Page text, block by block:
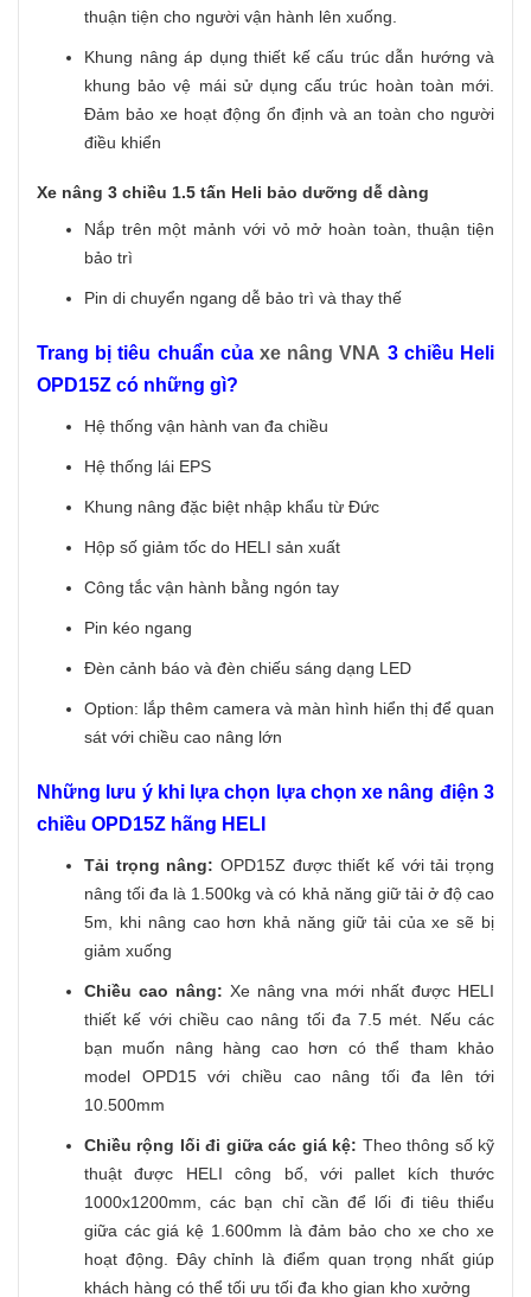
thuận tiện cho người vận hành lên xuống.
Khung nâng áp dụng thiết kế cấu trúc dẫn hướng và
khung bảo vệ mái sử dụng cấu trúc hoàn toàn mới.
Đảm bảo xe hoạt động ổn định và an toàn cho người
điều khiển
Xe nâng 3 chiều 1.5 tấn Heli bảo dưỡng dễ dàng
Nắp trên một mảnh với vỏ mở hoàn toàn, thuận tiện
bảo trì
Pin di chuyển ngang dễ bảo trì và thay thế
Trang bị tiêu chuẩn của xe nâng VNA 3 chiều Heli
OPD15Z có những gì?
Hệ thống vận hành van đa chiều
Hệ thống lái EPS
Khung nâng đặc biệt nhập khẩu từ Đức
Hộp số giảm tốc do HELI sản xuất
Công tắc vận hành bằng ngón tay
Pin kéo ngang
Đèn cảnh báo và đèn chiếu sáng dạng LED
Option: lắp thêm camera và màn hình hiển thị để quan
sát với chiều cao nâng lớn
Những lưu ý khi lựa chọn lựa chọn xe nâng điện 3
chiều OPD15Z hãng HELI
Tải trọng nâng: OPD15Z được thiết kế với tải trọng
nâng tối đa là 1.500kg và có khả năng giữ tải ở độ cao
5m, khi nâng cao hơn khả năng giữ tải của xe sẽ bị
giảm xuống
Chiều cao nâng: Xe nâng vna mới nhất được HELI
thiết kế với chiều cao nâng tối đa 7.5 mét. Nếu các
bạn muốn nâng hàng cao hơn có thể tham khảo
model OPD15 với chiều cao nâng tối đa lên tới
10.500mm
Chiều rộng lối đi giữa các giá kệ: Theo thông số kỹ
thuật được HELI công bố, với pallet kích thước
1000x1200mm, các bạn chỉ cần để lối đi tiêu thiểu
giữa các giá kệ 1.600mm là đảm bảo cho xe cho xe
hoạt động. Đây chỉnh là điểm quan trọng nhất giúp
khách hàng có thể tối ưu tối đa kho gian kho xưởng